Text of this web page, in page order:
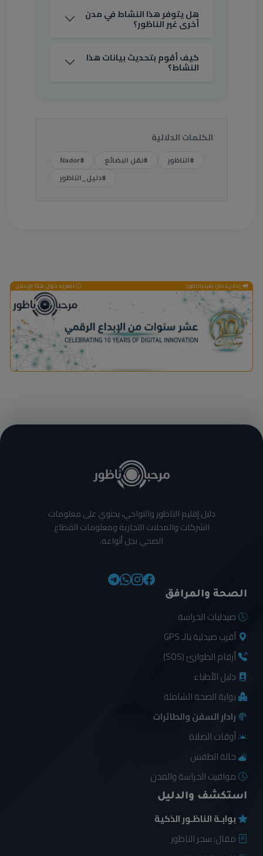
هل يتوفر هذا النشاط في مدن
أخرى غير الناظور؟
كيف أقوم بتحديث بيانات هذا
النشاط؟
الكلمات الدلالية
#الناظور #نقل البضائع
#Nador
#دليل_الناظور
إعلان خاص بمرحباناظور المزيد حول هذا الإعلان
دليل إقليم الناظور والنواحي، يحتوي على معلومات
الشركات والمحلات التجارية ومعلومات القطاع
الصحي بجل أنواعه.
الصحة والمرافق
صيدليات الحراسة
أقرب صيدلية بالـ GPS
أرقام الطوارئ (SOS)
دليل الأطباء
بوابة الصحة الشاملة
رادار السفن والطائرات
أوقات الصلاة
حالة الطقس
مواقيت الحراسة والمدن
استكشف والدليل
بوابـة الناظـور الذكية
مقال: سحر الناظور